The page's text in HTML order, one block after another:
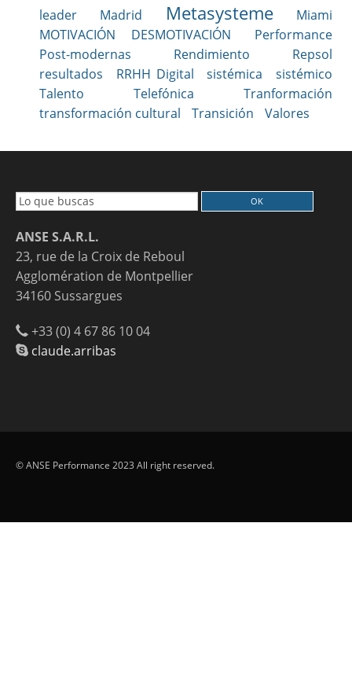
leader Madrid Metasysteme
Miami
MOTIVACIÓN DESMOTIVACIÓN
Performance
Post-modernas
Rendimiento
Repsol
resultados
RRHH Digital sistémica
sistémico
Talento
Telefónica
Tranformación
transformación cultural
Transición Valores
ANSE S.A.R.L.
23, rue de la Croix de Reboul
Agglomération de Montpellier
34160 Sussargues
+33 (0) 4 67 86 10 04
claude.arribas
© ANSE Performance 2023 All right reserved.